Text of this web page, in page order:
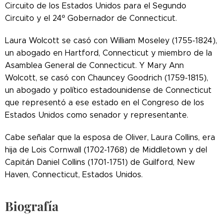
Circuito de los Estados Unidos para el Segundo
Circuito y el 24º Gobernador de Connecticut.
Laura Wolcott se casó con William Moseley (1755-1824),
un abogado en Hartford, Connecticut y miembro de la
Asamblea General de Connecticut. Y Mary Ann
Wolcott, se casó con Chauncey Goodrich (1759-1815),
un abogado y político estadounidense de Connecticut
que representó a ese estado en el Congreso de los
Estados Unidos como senador y representante.
Cabe señalar que la esposa de Oliver, Laura Collins, era
hija de Lois Cornwall (1702-1768) de Middletown y del
Capitán Daniel Collins (1701-1751) de Guilford, New
Haven, Connecticut, Estados Unidos.
Biografía